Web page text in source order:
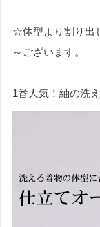
☆体型より割り出
～ございます。
1番人気！紬の洗